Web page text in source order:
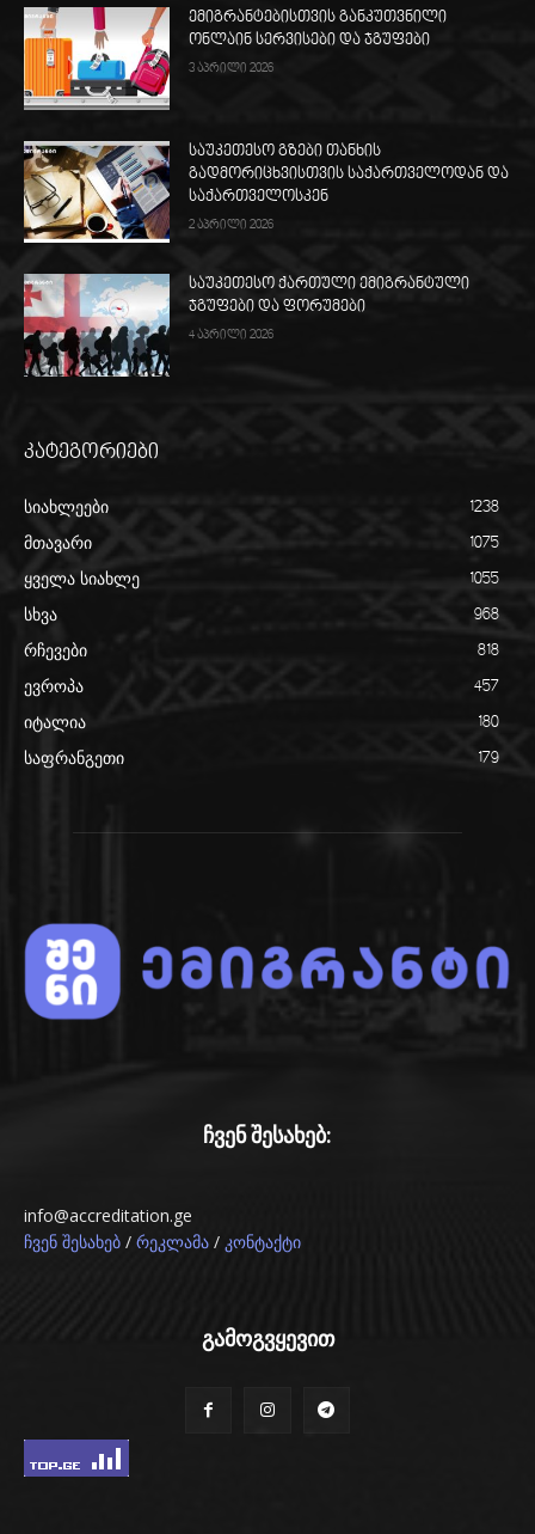
ემიგრანტებისთვის განკუთვნილი
ონლაინ სერვისები და ჯგუფები
3 აპრილი 2026
საუკეთესო გზები თანხის
გადმორიცხვისთვის საქართველოდან და
საქართველოსკენ
2 აპრილი 2026
საუკეთესო ქართული ემიგრანტული
ჯგუფები და ფორუმები
4 აპრილი 2026
კატეგორიები
სიახლეები 1238
მთავარი 1075
ყველა სიახლე 1055
სხვა 968
რჩევები 818
ევროპა 457
იტალია 180
საფრანგეთი 179
ჩვენ შესახებ:
info@accreditation.ge
ჩვენ შესახებ / რეკლამა / კონტაქტი
გამოგვყევით